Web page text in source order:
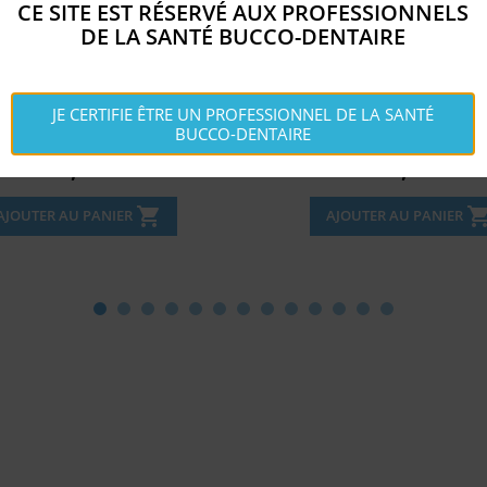
WHITE IN-OFFICE 35%...
Prix
82,
AU PANIER shopping_cart
3CC LUER LOCK SYRINGE
Prix
63,
AJOUTER AU PANIER
CE SITE EST RÉSERVÉ AUX PROFESSIONNELS
DE LA SANTÉ BUCCO-DENTAIRE
JE CERTIFIE ÊTRE UN PROFESSIONNEL DE LA SANTÉ
BUCCO-DENTAIRE